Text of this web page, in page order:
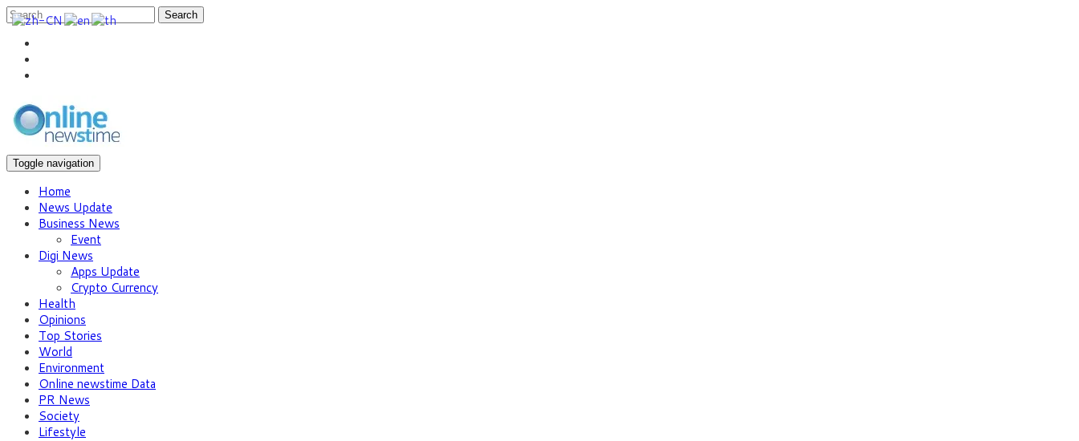
Search
Toggle navigation
Home
News Update
Business News
Event
Digi News
Apps Update
Crypto Currency
Health
Opinions
Top Stories
World
Environment
Online newstime Data
PR News
Society
Lifestyle